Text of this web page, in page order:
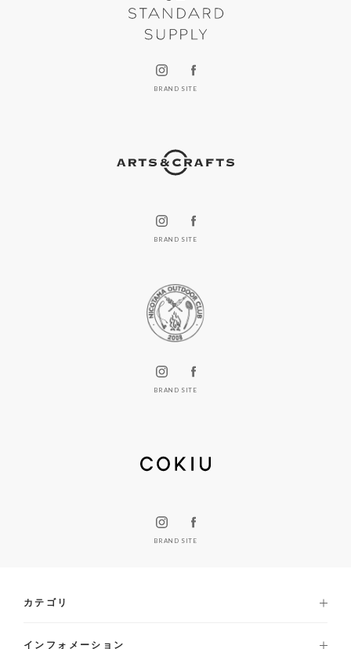
BRAND SITE
BRAND SITE
BRAND SITE
BRAND SITE
カテゴリ
インフォメーション